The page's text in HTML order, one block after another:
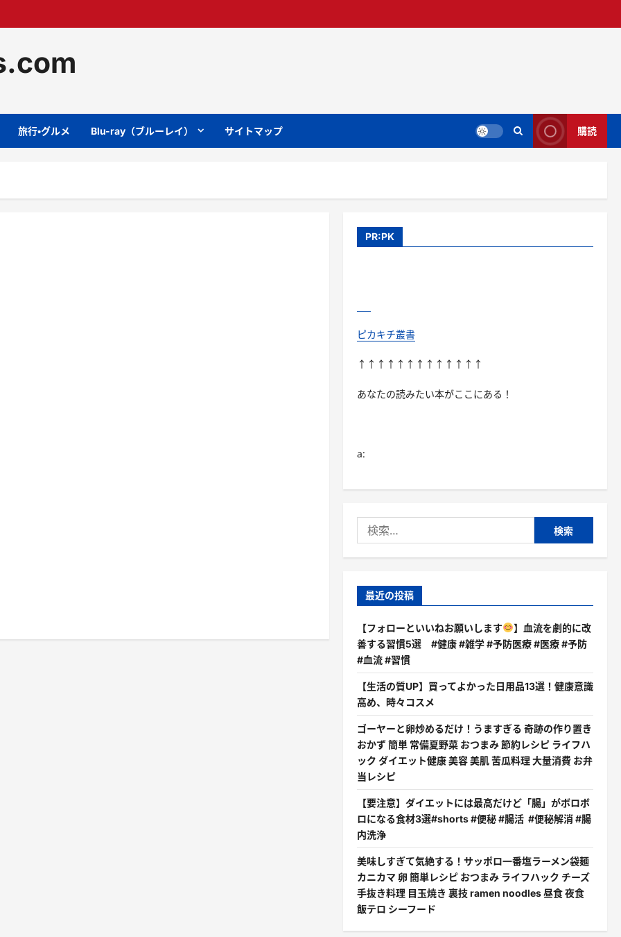
旅行・グルメ Blu-ray（ブルーレイ） サイトマップ 購読
PR:PK
ピカキチ叢書
↑↑↑↑↑↑↑↑↑↑↑↑↑
あなたの読みたい本がここにある！
a:
索:
最近の投稿
【フォローといいねお願いします
】血流を劇的に改
善する習慣5選 #健康 #雑学 #予防医療 #医療 #予防
#血流 #習慣
【生活の質UP】買ってよかった日用品13選！健康意識
高め、時々コスメ
ゴーヤーと卵炒めるだけ！うますぎる 奇跡の作り置き
おかず 簡単 常備夏野菜 おつまみ 節約レシピ ライフハ
ック ダイエット健康 美容 美肌 苦瓜料理 大量消費 お弁
当レシピ
【要注意】ダイエットには最高だけど「腸」がボロボ
ロになる食材3選#shorts #便秘 #腸活 #便秘解消 #腸
内洗浄
美味しすぎて気絶する！サッポロ一番塩ラーメン袋麺
カニカマ 卵 簡単レシピ おつまみ ライフハック チーズ
手抜き料理 目玉焼き 裏技 ramen noodles 昼食 夜食
飯テロ シーフード